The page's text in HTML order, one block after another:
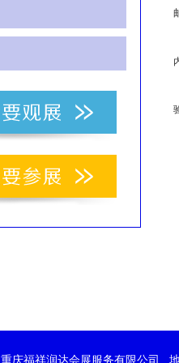
重庆福祥润达会展服务有限公司